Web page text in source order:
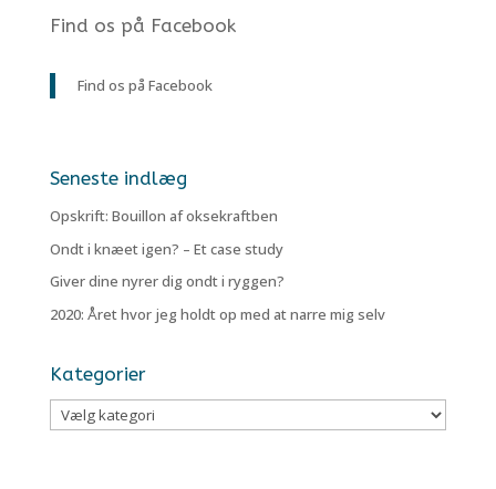
Find os på Facebook
Find os på Facebook
Seneste indlæg
Opskrift: Bouillon af oksekraftben
Ondt i knæet igen? – Et case study
Giver dine nyrer dig ondt i ryggen?
2020: Året hvor jeg holdt op med at narre mig selv
Kategorier
Kategorier